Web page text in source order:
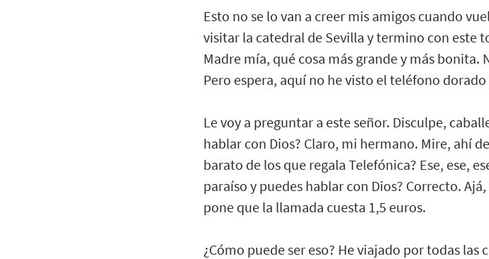
Esto no se lo van a creer mis amigos cuando
visitar la catedral de Sevilla y termino con este
Madre mía, qué cosa más grande y más bonita.
Pero espera, aquí no he visto el teléfono
Le voy a preguntar a este señor. Disculpe,
hablar con Dios? Claro, mi hermano. Mire, ahí
barato de los que regala Telefónica? Ese, ese,
paraíso y puedes hablar con Dios? Correcto.
pone que la llamada cuesta 1,5 euros.
¿Cómo puede ser eso? He viajado por todas